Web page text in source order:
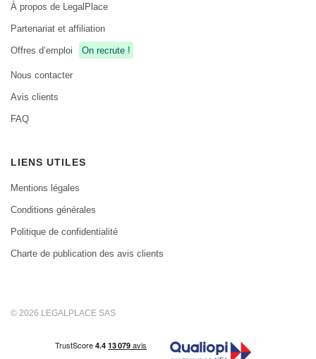
À propos de LegalPlace
Partenariat et affiliation
Offres d’emploi
On recrute !
Nous contacter
Avis clients
FAQ
LIENS UTILES
Mentions légales
Conditions générales
Politique de confidentialité
Charte de publication des avis clients
© 2026 LEGALPLACE SAS